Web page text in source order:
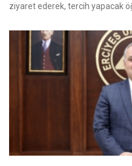
ziyaret ederek, tercih yapacak